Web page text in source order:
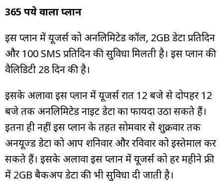
365 रुपये वाला प्लान
इस प्लान में यूजर्स को अनलिमिटेड कॉल, 2GB डेटा प्रतिदिन
और 100 SMS प्रतिदिन की सुविधा मिलती है। इस प्लान की
वैलिडिटी 28 दिन की है।
इसके अलावा इस प्लान में यूजर्स रात 12 बजे से दोपहर 12
बजे तक अनलिमिटेड नाइट डेटा का फायदा उठा सकते हैं।
इतना ही नहीं इस प्लान के तहत सोमवार से शुक्रवार तक
अनयूज्ड डेटा को आप शनिवार और रविवार को इस्तेमाल कर
सकते हैं। इसके अलावा इस प्लान में यूजर्स को हर महीने फ्री
में 2GB बैकअप डेटा की भी सुविधा दी जाती है।